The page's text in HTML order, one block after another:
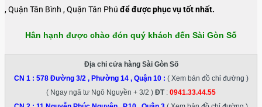
, Quận Tân Bình , Quận Tân Phú để được phục vụ tốt nhất.
Hân hạnh được chào đón quý khách đến Sài Gòn Số
Địa chỉ cửa hàng Sài Gòn Số
CN 1 : 578 Đường 3/2 , Phường 14 , Quận 10: ( Xem bản đồ chỉ đường )
( Ngay ngã tư Ngô Nguyền + 3/2 ) ĐT: 0941.33.44.55